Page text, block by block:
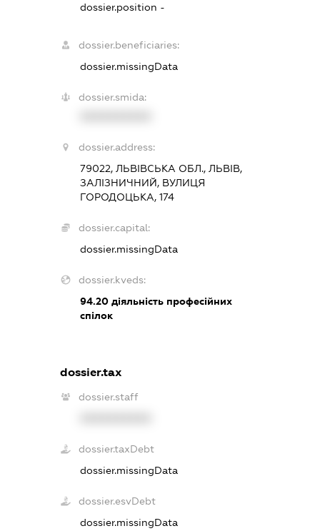
dossier.position -
dossier.beneficiaries:
dossier.missingData
dossier.smida:
dossier.address:
79022, ЛЬВІВСЬКА ОБЛ., ЛЬВІВ,
ЗАЛІЗНИЧНИЙ, ВУЛИЦЯ
ГОРОДОЦЬКА, 174
dossier.capital:
dossier.missingData
dossier.kveds:
94.20 діяльність професійних
спілок
dossier.tax
dossier.staff
dossier.taxDebt
dossier.missingData
dossier.esvDebt
dossier.missingData